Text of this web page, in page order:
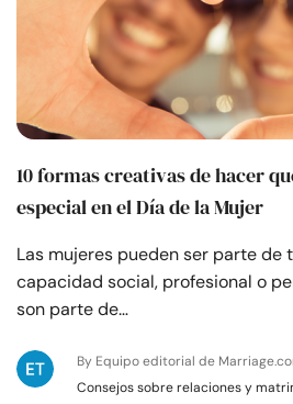
10 formas creativas de hacer
especial en el Día de la Mujer
Las mujeres pueden ser parte de
capacidad social, profesional o
son parte de…
By Equipo editorial de
Consejos sobre relaciones y